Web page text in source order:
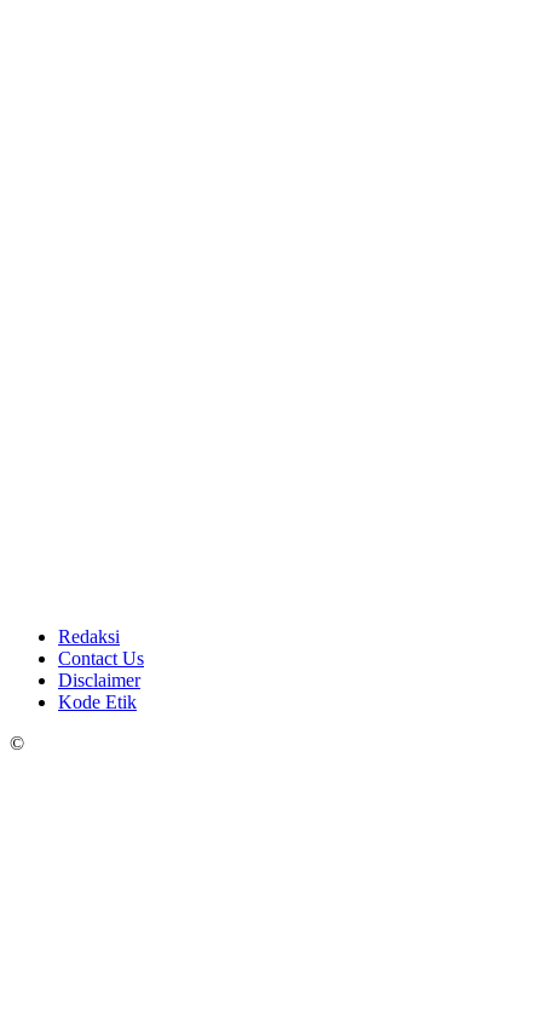
Redaksi
Contact Us
Disclaimer
Kode Etik
©